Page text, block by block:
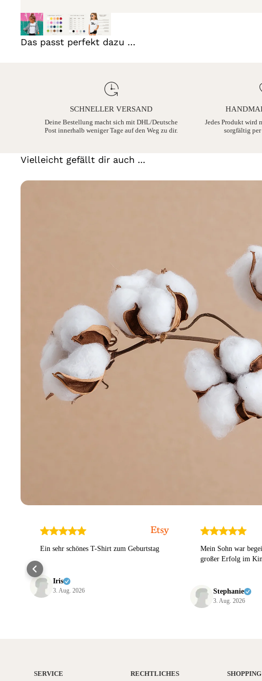
Das passt perfekt dazu …
SCHNELLER VERSAND
Deine Bestellung macht sich mit DHL/Deutsche
Post innerhalb weniger Tage auf den Weg zu dir.
Jedes Produkt wird
sorgfältig
Vielleicht gefällt dir auch ...
Ein sehr schönes T-Shirt zum Geburtstag
Iris
3. Aug. 2026
Mein Sohn war
großer Erfolg im
Stephanie
3. Aug. 2026
SERVICE RECHTLICHES SHOPPING